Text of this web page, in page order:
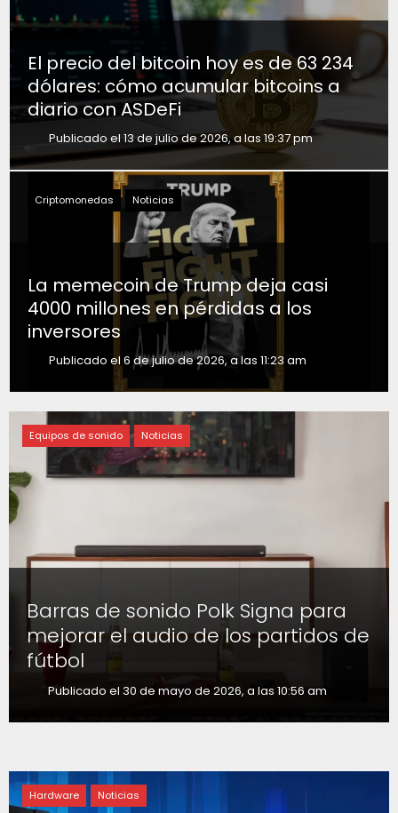
El precio del bitcoin hoy es de 63 234
dólares: cómo acumular bitcoins a
diario con ASDeFi
Publicado el 13 de julio de 2026, a las 19:37 pm
Criptomonedas Noticias
La memecoin de Trump deja casi
4000 millones en pérdidas a los
inversores
Publicado el 6 de julio de 2026, a las 11:23 am
Equipos de sonido Noticias
Barras de sonido Polk Signa para
mejorar el audio de los partidos de
fútbol
Publicado el 30 de mayo de 2026, a las 10:56 am
Hardware Noticias